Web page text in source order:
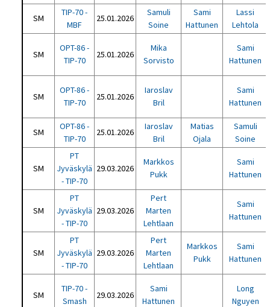
SM
TIP-70 -
MBF
25.01.2026
Samuli
Soine
Sami
Hattunen
Lassi
Lehtola
SM
OPT-86 -
TIP-70
25.01.2026
Mika
Sorvisto
Sami
Hattunen
SM
OPT-86 -
TIP-70
25.01.2026
Iaroslav
Bril
Sami
Hattunen
SM
OPT-86 -
TIP-70
25.01.2026
Iaroslav
Bril
Matias
Ojala
Samuli
Soine
SM
PT
Jyväskylä
- TIP-70
29.03.2026
Markkos
Pukk
Sami
Hattunen
SM
PT
Jyväskylä
- TIP-70
29.03.2026
Pert
Marten
Lehtlaan
Sami
Hattunen
SM
PT
Jyväskylä
- TIP-70
29.03.2026
Pert
Marten
Lehtlaan
Markkos
Pukk
Sami
Hattunen
SM
TIP-70 -
Smash
29.03.2026
Sami
Hattunen
Long
Nguyen